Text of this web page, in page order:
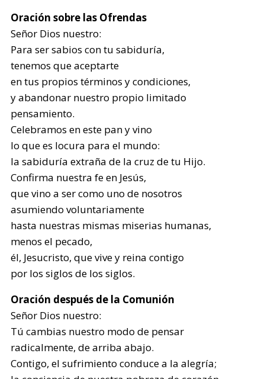
Oración sobre las Ofrendas
Señor Dios nuestro:
Para ser sabios con tu sabiduría,
tenemos que aceptarte
en tus propios términos y condiciones,
y abandonar nuestro propio limitado
pensamiento.
Celebramos en este pan y vino
lo que es locura para el mundo:
la sabiduría extraña de la cruz de tu Hijo.
Confirma nuestra fe en Jesús,
que vino a ser como uno de nosotros
asumiendo voluntariamente
hasta nuestras mismas miserias humanas,
menos el pecado,
él, Jesucristo, que vive y reina contigo
por los siglos de los siglos.
Oración después de la Comunión
Señor Dios nuestro:
Tú cambias nuestro modo de pensar
radicalmente, de arriba abajo.
Contigo, el sufrimiento conduce a la alegría;